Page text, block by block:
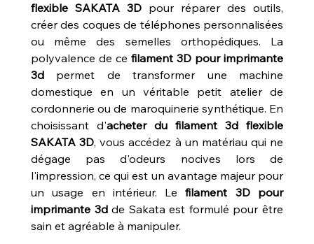
flexible SAKATA 3D pour réparer des outils,
créer des coques de téléphones personnalisées
ou même des semelles orthopédiques. La
polyvalence de ce filament 3D pour imprimante
3d permet de transformer une machine
domestique en un véritable petit atelier de
cordonnerie ou de maroquinerie synthétique. En
choisissant d'acheter du filament 3d flexible
SAKATA 3D, vous accédez à un matériau qui ne
dégage pas d'odeurs nocives lors de
l'impression, ce qui est un avantage majeur pour
un usage en intérieur. Le filament 3D pour
imprimante 3d de Sakata est formulé pour être
sain et agréable à manipuler.